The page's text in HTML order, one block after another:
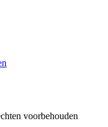
voorbehouden